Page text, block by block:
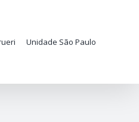
Unidade São Paulo